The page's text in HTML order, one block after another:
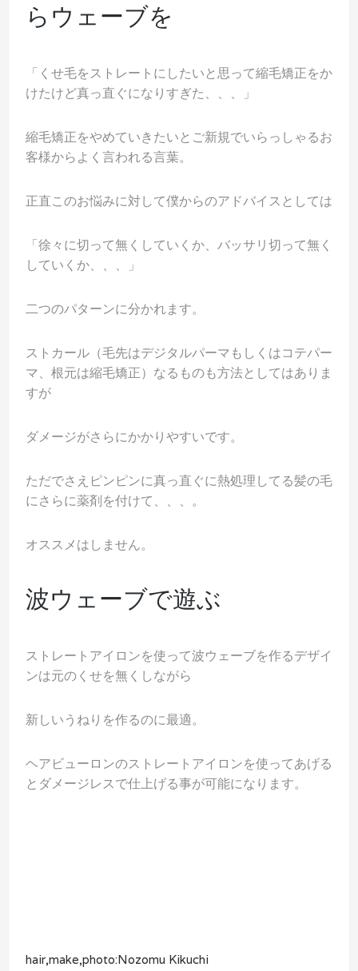
らウェーブを
「くせ毛をストレートにしたいと思って縮毛矯正をか
けたけど真っ直ぐになりすぎた、、、」
縮毛矯正をやめていきたいとご新規でいらっしゃるお
客様からよく言われる言葉。
正直このお悩みに対して僕からのアドバイスとしては
「徐々に切って無くしていくか、バッサリ切って無く
していくか、、、」
二つのパターンに分かれます。
ストカール（毛先はデジタルパーマもしくはコテパー
マ、根元は縮毛矯正）なるものも方法としてはありま
すが
ダメージがさらにかかりやすいです。
ただでさえピンピンに真っ直ぐに熱処理してる髪の毛
にさらに薬剤を付けて、、、。
オススメはしません。
波ウェーブで遊ぶ
ストレートアイロンを使って波ウェーブを作るデザイ
ンは元のくせを無くしながら
新しいうねりを作るのに最適。
ヘアビューロンのストレートアイロンを使ってあげる
とダメージレスで仕上げる事が可能になります。
hair,make,photo:Nozomu Kikuchi